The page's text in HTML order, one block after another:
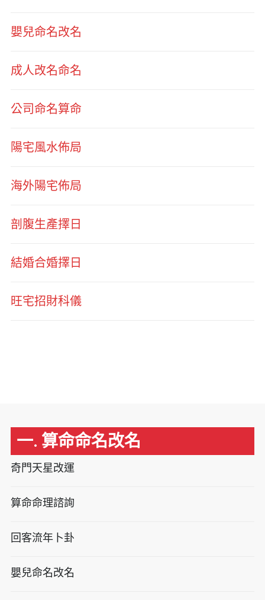
嬰兒命名改名
成人改名命名
公司命名算命
陽宅風水佈局
海外陽宅佈局
剖腹生產擇日
結婚合婚擇日
旺宅招財科儀
一. 算命命名改名
奇門天星改運
算命命理諮詢
回客流年卜卦
嬰兒命名改名